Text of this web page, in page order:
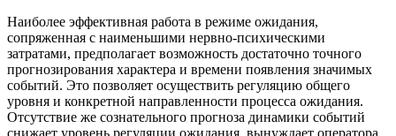
Наиболее эффективная работа в режиме ожидания,
сопряженная с наименьшими нервно-психическими
затратами, предполагает возможность достаточно точного
прогнозирования характера и времени появления значимых
событий. Это позволяет осуществить регуляцию общего
уровня и конкретной направленности процесса ожидания.
Отсутствие же сознательного прогноза динамики событий
снижает уровень регуляции ожидания, вынуждает оператора